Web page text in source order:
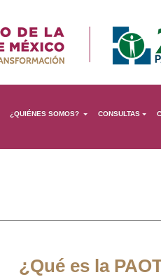
¿QUIÉNES SOMOS? CONSULTAS
¿Qué es la